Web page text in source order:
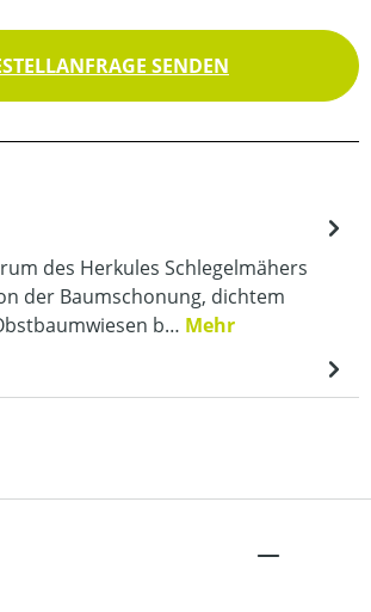
SENDEN
des Herkules Schlegelmähers
der Baumschonung, dichtem
b… Mehr